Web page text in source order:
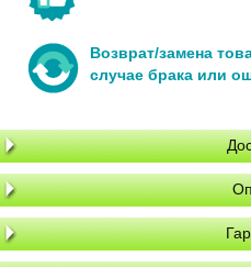
Возврат/замена
случае брака или